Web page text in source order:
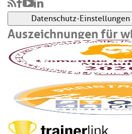
Datenschutz-Einstellungen
Auszeichnungen für